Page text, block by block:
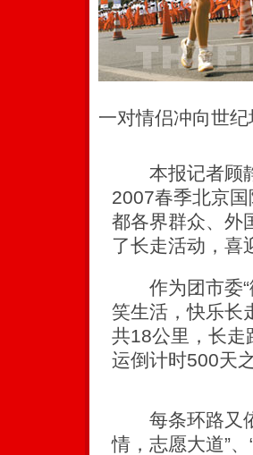
一对情侣冲向世
本报记者顾
2007春季北京
都各界群众、外
了长走活动，喜
作为团市委“
笑生活，快乐长
共18公里，长走
运倒计时500天
每条环路又依
情，志愿大道”